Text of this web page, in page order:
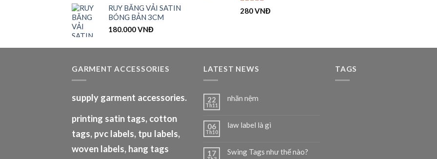
hạng
1.00
5
sao
RUY BĂNG VẢI SATIN
BÓNG BẢN 3CM
180.000VNĐ
Được
sao
280VNĐ
GARMENT ACCESSORIES
supply garment accessories.
printing satin tags, cotton
tags, pvc labels, tpu labels,
woven labels, hang tags
LATEST NEWS
22
Th11
nhãn nệm
06
Th10
law label là gì
17 Swing Tags như thế nào?
TAGS